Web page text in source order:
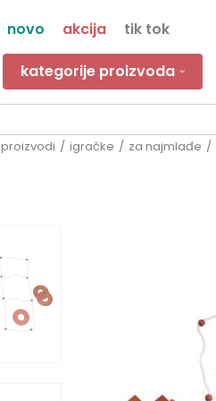
novo akcija tik tok
kategorije proizvoda
proizvodi igračke za najmlađe